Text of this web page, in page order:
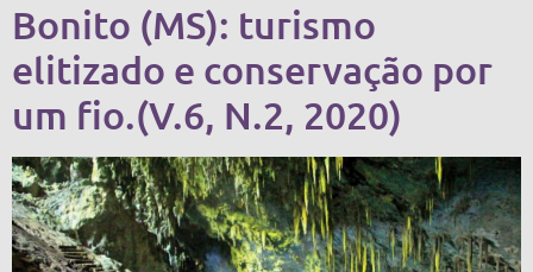
Bonito (MS): turismo
elitizado e conservação por
um fio.(V.6, N.2, 2020)